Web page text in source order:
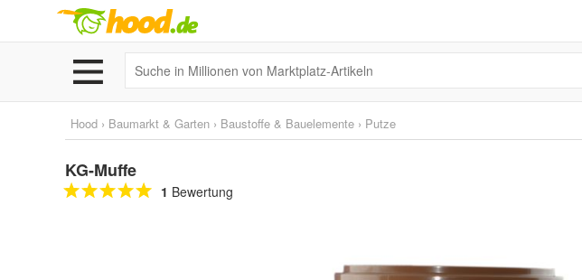
Hood › Baumarkt & Garten › Baustoffe & Bauelemente › Putze
KG-Muffe
1 Bewertung